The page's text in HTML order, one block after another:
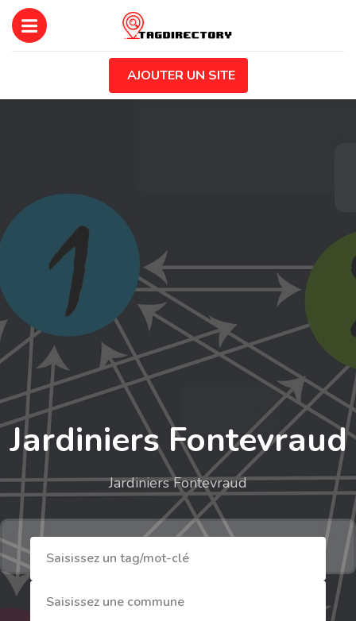
AJOUTER UN SITE
Jardiniers Fontevraud
Jardiniers Fontevraud